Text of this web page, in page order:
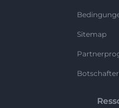
Sitemap